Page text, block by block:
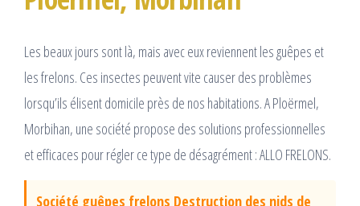
Les beaux jours sont là, mais avec eux reviennent les guêpes et
les frelons. Ces insectes peuvent vite causer des problèmes
lorsqu’ils élisent domicile près de nos habitations. A Ploërmel,
Morbihan, une société propose des solutions professionnelles
et efficaces pour régler ce type de désagrément : ALLO FRELONS.
Société guêpes frelons Destruction des nids de